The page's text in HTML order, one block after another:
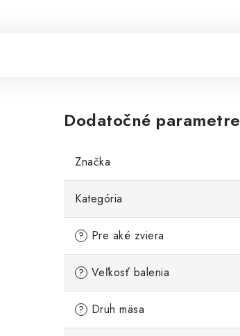
Dodatočné parametre
Značka
Kategória
? Pre aké zviera
? Veľkosť balenia
? Druh mäsa